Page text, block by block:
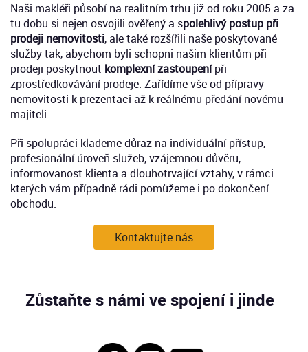
Naši makléři působí na realitním trhu již od roku 2005 a za
tu dobu si nejen osvojili ověřený a spolehlivý postup při
prodeji nemovitosti, ale také rozšířili naše poskytované
služby tak, abychom byli schopni našim klientům při
prodeji poskytnout komplexní zastoupenípři
zprostředkovávání prodeje. Zařídíme vše od přípravy
nemovitosti k prezentaci až k reálnému předání novému
majiteli.
Při spolupráci klademe důraz na individuální přístup,
profesionální úroveň služeb, vzájemnou důvěru,
informovanost klienta a dlouhotrvající vztahy, v rámci
kterých vám případně rádi pomůžeme i po dokončení
obchodu.
Kontaktujte nás
Zůstaňte s námi ve spojení i jinde